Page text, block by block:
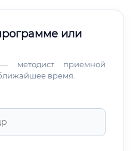
или
методист приемной
время.